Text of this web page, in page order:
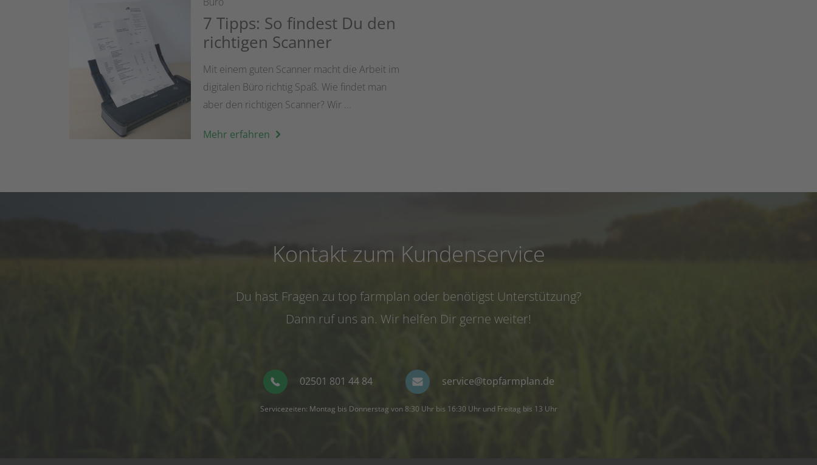
7 Tipps: So findest Du den
richtigen Scanner
Mit einem guten Scanner macht die Arbeit im
digitalen Büro richtig Spaß. Wie findet man
aber den richtigen Scanner? Wir ...
Mehr erfahren
Kontakt zum Kundenservice
Du hast Fragen zu top farmplan oder benötigst Unterstützung?
Dann ruf uns an. Wir helfen Dir gerne weiter!
02501 801 44 84 service@topfarmplan.de
Servicezeiten: Montag bis Donnerstag von 8:30 Uhr bis 16:30 Uhr und Freitag bis 13 Uhr